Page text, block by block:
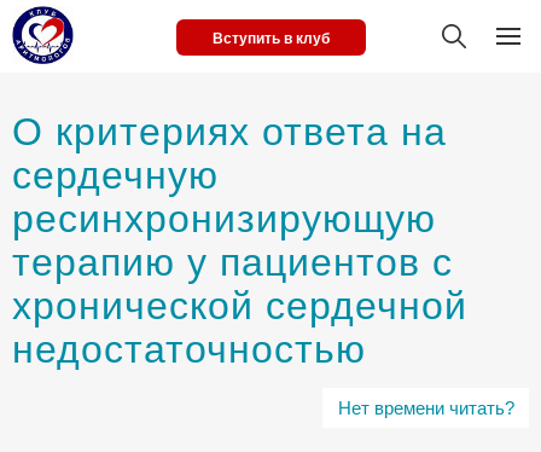
Вступить в клуб
О критериях ответа на
сердечную
ресинхронизирующую
терапию у пациентов с
хронической сердечной
недостаточностью
Нет времени читать?